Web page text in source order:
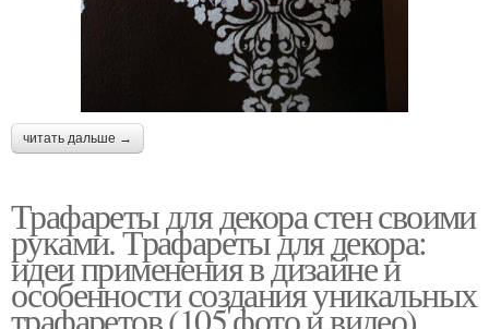
читать дальше →
Трафареты для декора стен своими
руками. Трафареты для декора:
идеи применения в дизайне и
особенности создания уникальных